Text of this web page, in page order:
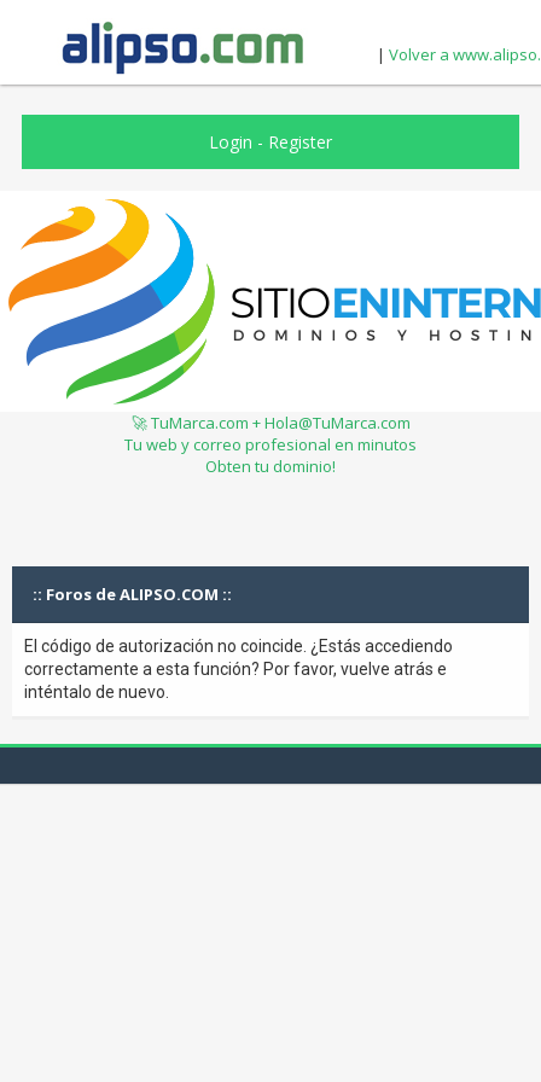
| Volver a
Login - Register
🚀 TuMarca.com + Hola@TuMarca.com
Tu web y correo profesional en minutos
Obten tu dominio!
:: Foros de ALIPSO.COM ::
El código de autorización no coincide. ¿Estás accediendo
correctamente a esta función? Por favor, vuelve atrás e
inténtalo de nuevo.